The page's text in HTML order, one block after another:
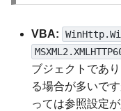
VBA:
ブジェクトであ
る場合が多いで
っては参照設定